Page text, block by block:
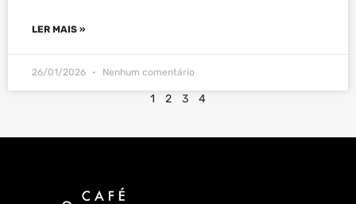
LER MAIS »
26/01/2026 Nenhum comentário
1 2 3 4